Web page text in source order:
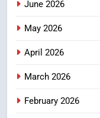
June 2026
May 2026
April 2026
March 2026
February 2026